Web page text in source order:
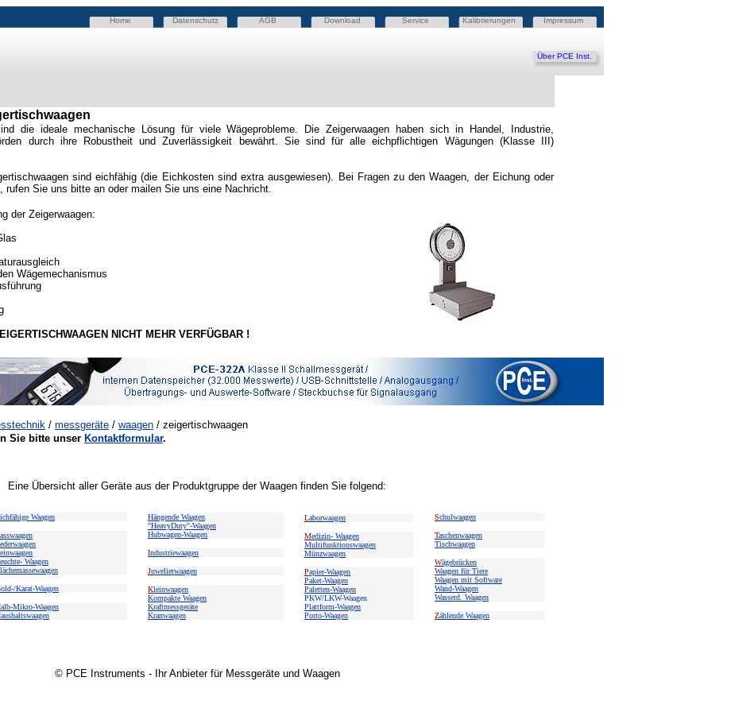
Home Datenschutz AGB Download Service Kalibrierungen Impressum
Über PCE Inst.
die ideale mechanische Lösung für viele Wägeprobleme. Die Zeigerwaagen haben sich in Handel, Industrie,
durch ihre Robustheit und Zuverlässigkeit bewährt. Sie sind für alle eichpflichtigen Wägungen (Klasse III)
sind eichfähig (die Eichkosten sind extra ausgewiesen). Bei Fragen zu den Waagen, der Eichung oder
rufen Sie uns bitte an oder mailen Sie uns eine Nachricht.
der Zeigerwaagen:
Wägemechanismus
NICHT MEHR VERFÜGBAR !
/ messgeräte / waagen / zeigertischwaagen
Sie bitte unser Kontaktformular.
Eine Übersicht aller Geräte aus der Produktgruppe der Waagen finden Sie folgend:
ichfähige Waagen
asswaagen
Waagen
old-/Karat-Waagen
alb-Mikro-Waagen
Hängende Waagen
"HeavyDuty"-Waagen
Hubwagen-Waagen
Industriewaagen
Juwelierwaagen
Kleinwaagen
Kompakte Waagen
Kraftmessgeräte
Kranwaagen
Laborwaagen
Medizin- Waagen
Multifunktionswaagen
Münzwaagen
Papier-Waagen
Paket-Waagen
Paletten-Waagen
PKW/LKW-Waagen
Plattform-Waagen
Porto-Waagen
Schulwaagen
Taschenwaagen
Tischwaagen
Wägebrücken
Waagen für Tiere
Waagen mit Software
Wand-Waagen
Wasserd. Waagen
Zählende Waagen
© PCE Instruments - Ihr Anbieter für Messgeräte und Waagen